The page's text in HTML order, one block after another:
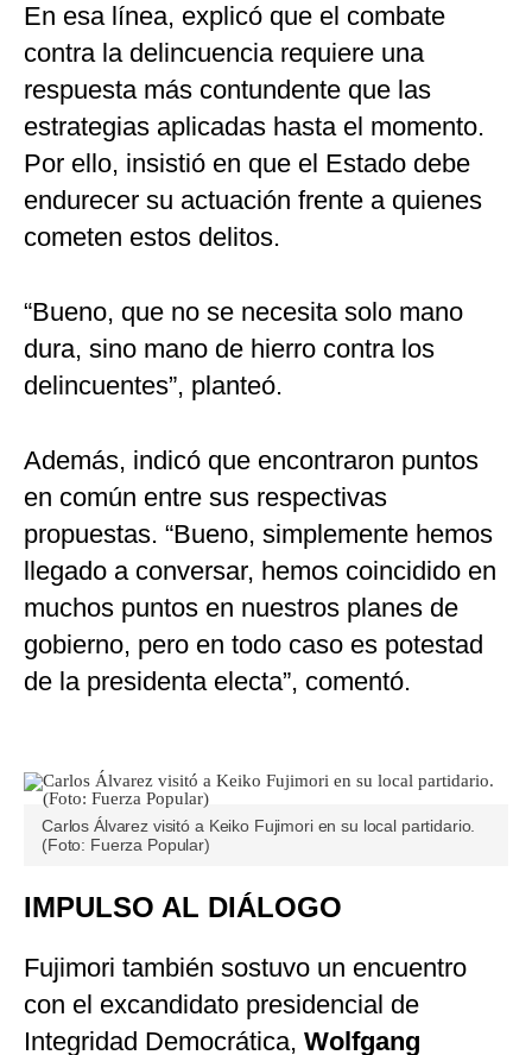
En esa línea, explicó que el combate
contra la delincuencia requiere una
respuesta más contundente que las
estrategias aplicadas hasta el momento.
Por ello, insistió en que el Estado debe
endurecer su actuación frente a quienes
cometen estos delitos.
“Bueno, que no se necesita solo mano
dura, sino mano de hierro contra los
delincuentes”, planteó.
Además, indicó que encontraron puntos
en común entre sus respectivas
propuestas. “Bueno, simplemente hemos
llegado a conversar, hemos coincidido en
muchos puntos en nuestros planes de
gobierno, pero en todo caso es potestad
de la presidenta electa”, comentó.
Carlos Álvarez visitó a Keiko Fujimori en su local partidario.
(Foto: Fuerza Popular)
IMPULSO AL DIÁLOGO
Fujimori también sostuvo un encuentro
con el excandidato presidencial de
Integridad Democrática, Wolfgang